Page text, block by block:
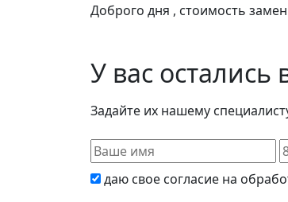
Доброго дня , стоимость
У вас остались
Задайте их нашему
даю свое согласие на